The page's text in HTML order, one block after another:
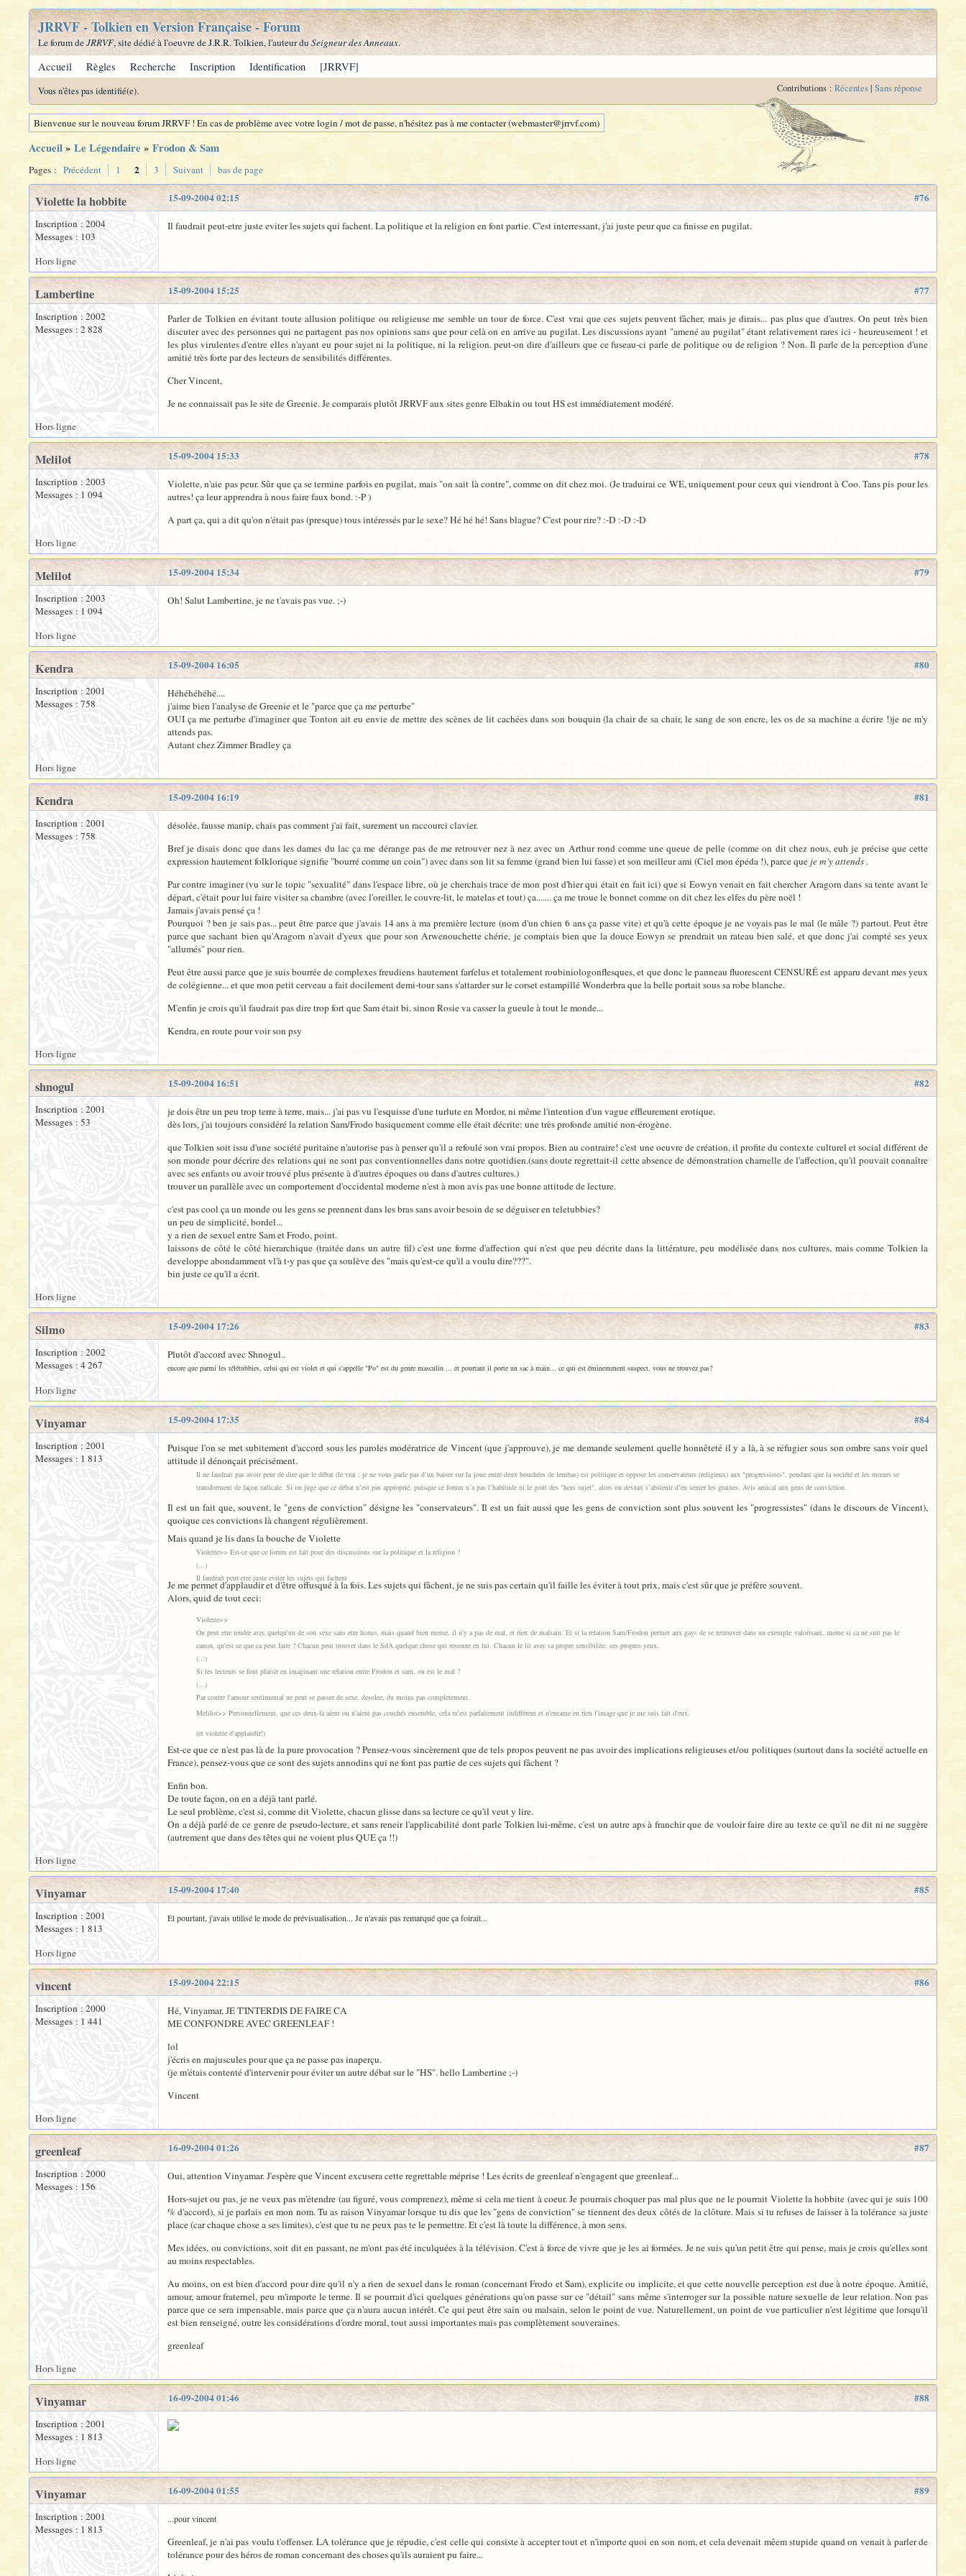
JRRVF - Tolkien en Version Française - Forum
Le forum deJRRVF, site dédié à l'oeuvre de J.R.R. Tolkien, l'auteur du Seigneur des Anneaux.
Accueil Règles Recherche Inscription Identification [JRRVF]
Vous n'êtes pas identifié(e). Contributions : Récentes| Sans réponse
Bienvenue sur le nouveau forum JRRVF ! En cas de problème avec votre login / mot de passe, n'hésitez pas à me contacter (webmaster@jrrvf.com)
Accueil» Le Légendaire » Frodon & Sam
Pages : Précédent 1 2 3 Suivant bas de page
#76
15-09-2004 02:15
Violette la hobbite
Inscription : 2004
Messages : 103
Il faudrait peut-etre juste eviter les sujets qui fachent. La politique et la religion en font partie. C'est interressant, j'ai juste peur que ca finisse en pugilat.
Hors ligne
#77
15-09-2004 15:25
Lambertine
Inscription : 2002
Messages : 2 828
Parler de Tolkien en évitant toute allusion politique ou religieuse me semble un tour de force. C'est vrai que ces sujets peuvent fâcher, mais je dirais... pas plus que d'autres. On peut très bien
discuter avec des personnes qui ne partagent pas nos opinions sans que pour celà on en arrive au pugilat. Les discussions ayant "amené au pugilat" étant relativement rares ici - heureusement ! et
les plus virulentes d'entre elles n'ayant eu pour sujet ni la politique, ni la religion. peut-on dire d'ailleurs que ce fuseau-ci parle de politique ou de religion ? Non. Il parle de la perception d'une
amitié très forte par des lecteurs de sensibilités différentes.
Cher Vincent,
Je ne connaissait pas le site de Greenie. Je comparais plutôt JRRVF aux sites genre Elbakin ou tout HS est immédiatement modéré.
Hors ligne
#78
15-09-2004 15:33
Melilot
Inscription : 2003
Messages : 1 094
Violette, n'aie pas peur. Sûr que ça se termine parfois en pugilat, mais "on sait là contre", comme on dit chez moi. (Je traduirai ce WE, uniquement pour ceux qui viendront à Coo. Tans pis pour les
autres! ça leur apprendra à nous faire faux bond. :-P )
A part ça, qui a dit qu'on n'était pas (presque) tous intéressés par le sexe? Hé hé hé! Sans blague? C'est pour rire? :-D :-D :-D
Hors ligne
#79
15-09-2004 15:34
Melilot
Inscription : 2003
Messages : 1 094
Oh! Salut Lambertine, je ne t'avais pas vue. ;-)
Hors ligne
#80
15-09-2004 16:05
Kendra
Inscription : 2001
Messages : 758
Héhéhéhéhé....
j'aime bien l'analyse de Greenie et le "parce que ça me perturbe"
OUI ça me perturbe d'imaginer que Tonton ait eu envie de mettre des scènes de lit cachées dans son bouquin (la chair de sa chair, le sang de son encre, les os de sa machine a écrire !)je ne m'y
attends pas.
Autant chez Zimmer Bradley ça
Hors ligne
#81
15-09-2004 16:19
Kendra
Inscription : 2001
Messages : 758
désolée, fausse manip, chais pas comment j'ai fait, surement un raccourci clavier.
Bref je disais donc que dans les dames du lac ça me dérange pas de me retrouver nez à nez avec un Arthur rond comme une queue de pelle (comme on dit chez nous, euh je précise que cette
expression hautement folklorique signifie "bourré comme un coin") avec dans son lit sa femme (grand bien lui fasse) et son meilleur ami (Ciel mon épéda !), parce que je m'y attends .
Par contre imaginer (vu sur le topic "sexualité" dans l'espace libre, où je cherchais trace de mon post d'hier qui était en fait ici) que si Eowyn venait en fait chercher Aragorn dans sa tente avant le
départ, c'était pour lui faire visiter sa chambre (avec l'oreiller, le couvre-lit, le matelas et tout) ça....... ça me troue le bonnet comme on dit chez les elfes du père noël !
Jamais j'avais pensé ça !
Pourquoi ? ben je sais pas... peut être parce que j'avais 14 ans à ma première lecture (nom d'un chien 6 ans ça passe vite) et qu'à cette époque je ne voyais pas le mal (le mâle ?) partout. Peut être
parce que sachant bien qu'Aragorn n'avait d'yeux que pour son Arwenouchette chérie, je comptais bien que la douce Eowyn se prendrait un rateau bien salé, et que donc j'ai compté ses yeux
"allumés" pour rien.
Peut être aussi parce que je suis bourrée de complexes freudiens hautement farfelus et totalement roubiniologonflesques, et que donc le panneau fluorescentCENSURÉest apparu devant mes yeux
de colégienne... et que mon petit cerveau a fait docilement demi-tour sans s'attarder sur le corset estampillé Wonderbra que la belle portait sous sa robe blanche.
M'enfin je crois qu'il faudrait pas dire trop fort que Sam était bi, sinon Rosie va casser la gueule à tout le monde...
Kendra, en route pour voir son psy
Hors ligne
#82
15-09-2004 16:51
shnogul
Inscription : 2001
Messages : 53
je dois être un peu trop terre à terre, mais... j'ai pas vu l'esquisse d'une turlute en Mordor, ni même l'intention d'un vague effleurement erotique.
dès lors, j'ai toujours considéré la relation Sam/Frodo basiquement comme elle était décrite: une très profonde amitié non-érogène.
que Tolkien soit issu d'une société puritaine n'autorise pas à penser qu'il a refoulé son vrai propos. Bien au contraire! c'est une oeuvre de création, il profite du contexte culturel et social différent de
son monde pour décrire des relations qui ne sont pas conventionnelles dans notre quotidien.(sans doute regrettait-il cette absence de démonstration charnelle de l'affection, qu'il pouvait connaître
avec ses enfants ou avoir trouvé plus présente à d'autres époques ou dans d'autres cultures.)
trouver un parallèle avec un comportement d'occidental moderne n'est à mon avis pas une bonne attitude de lecture.
c'est pas cool ça un monde ou les gens se prennent dans les bras sans avoir besoin de se déguiser en teletubbies?
un peu de simplicité, bordel...
y a rien de sexuel entre Sam et Frodo, point.
laissons de côté le côté hierarchique (traitée dans un autre fil) c'est une forme d'affection qui n'est que peu décrite dans la littérature, peu modélisée dans nos cultures, mais comme Tolkien la
developpe abondamment vl'à t-y pas que ça soulève des "mais qu'est-ce qu'il a voulu dire???".
bin juste ce qu'il a écrit.
Hors ligne
#83
15-09-2004 17:26
Silmo
Inscription : 2002
Messages : 4 267
Plutôt d'accord avec Shnogul..
encore que parmi les télétubbies, celui qui est violet et qui s'appelle "Po" est du genre masculin ... et pourtant il porte un sac à main... ce qui est éminemment suspect, vous ne trouvez pas?
Hors ligne
#84
15-09-2004 17:35
Vinyamar
Inscription : 2001
Messages : 1 813
Puisque l'on se met subitement d'accord sous les paroles modératrice de Vincent (que j'approuve), je me demande seulement quelle honnêteté il y a là, à se réfugier sous son ombre sans voir quel
attitude il dénonçait précisément.
Il ne faudrait pas avoir peur de dire que le débat (le vrai ; je ne vous parle pas d’un baiser sur la joue entre deux bouchées de lembas) est politique et oppose les conservateurs (religieux) aux "progressistes", pendant que la société et les mœurs se
transforment de façon radicale. Si on juge que ce débat n’est pas approprié, puisque ce forum n’a pas l’habitude ni le goût des "hors sujet", alors on devrait s’abstenir d’en semer les graines. Avis amical aux gens de conviction.
Il est un fait que, souvent, le "gens de conviction" désigne les "conservateurs". Il est un fait aussi que les gens de conviction sont plus souvent les "progressistes" (dans le discours de Vincent),
quoique ces convictions là changent régulièrement.
Mais quand je lis dans la bouche de Violette
Violette>> Est-ce que ce forum est fait pour des discussions sur la politique et la religion ?
(...)
Il faudrait peut-etre juste eviter les sujets qui fachent
Je me permet d'applaudir et d'être offusqué à la fois. Les sujets qui fâchent, je ne suis pas certain qu'il faille les éviter à tout prix, mais c'est sûr que je préfère souvent.
Alors, quid de tout ceci:
Violette>>
On peut etre tendre avec quelqu'un de son sexe sans etre homo, mais quand bien meme, il n'y a pas de mal, et rien de malsain. Et si la relation Sam/Frodon permet aux gays de se retrouver dans un exemple valorisant, meme si ca ne suit pas le
canon, qu'est ce que ca peut faire ? Chacun peut trouver dans le SdA quelque chose qui resonne en lui. Chacun le lit avec sa propre sensibilite, ses propres yeux.
(...)
Si les lecteurs se font plaisir en imaginant une relation entre Frodon et sam, ou est le mal ?
(...)
Par contre l'amour sentimental ne peut se passer de sexe, desolee, du moins pas completement.
Melilot>> Personnellement, que ces deux-là aient ou n'aient pas couchés ensemble, cela m'est parfaitement indifférent et n'entame en rien l'image que je me suis fait d'eux.
(et violette d'applaudir!)
Est-ce que ce n'est pas là de la pure provocation ? Pensez-vous sincèrement que de tels propos peuvent ne pas avoir des implications religieuses et/ou politiques (surtout dans la société actuelle en
France), pensez-vous que ce sont des sujets annodins qui ne font pas partie de ces sujets qui fâchent ?
Enfin bon.
De toute façon, on en a déjà tant parlé.
Le seul problème, c'est si, comme dit Violette, chacun glisse dans sa lecture ce qu'il veut y lire.
On a déjà parlé de ce genre de pseudo-lecture, et sans reneir l'applicabilité dont parle Tolkien lui-même, c'est un autre aps à franchir que de vouloir faire dire au texte ce qu'il ne dit ni ne suggère
(autrement que dans des têtes qui ne voient plus QUE ça !!)
Hors ligne
#85
15-09-2004 17:40
Vinyamar
Inscription : 2001
Messages : 1 813
Et pourtant, j'avais utilisé le mode de prévisualisation... Je n'avais pas remarqué que ça foirait...
Hors ligne
#86
15-09-2004 22:15
vincent
Inscription : 2000
Messages : 1 441
Hé, Vinyamar, JE T'INTERDIS DE FAIRE CA
ME CONFONDRE AVEC GREENLEAF !
lol
j'écris en majuscules pour que ça ne passe pas inaperçu.
(je m'étais contenté d'intervenir pour éviter un autre débat sur le "HS". hello Lambertine ;-)
Vincent
Hors ligne
#87
16-09-2004 01:26
greenleaf
Inscription : 2000
Messages : 156
Oui, attention Vinyamar. J'espère que Vincent excusera cette regrettable méprise ! Les écrits de greenleaf n'engagent que greenleaf...
Hors-sujet ou pas, je ne veux pas m'étendre (au figuré, vous comprenez), même si cela me tient à coeur. Je pourrais choquer pas mal plus que ne le pourrait Violette la hobbite (avec qui je suis 100
% d'accord), si je parlais en mon nom. Tu as raison Vinyamar lorsque tu dis que les "gens de conviction" se tiennent des deux côtés de la clôture. Mais si tu refuses de laisser à la tolérance sa juste
place (car chaque chose a ses limites), c'est que tu ne peux pas te le permettre. Et c'est là toute la différence, à mon sens.
Mes idées, ou convictions, soit dit en passant, ne m'ont pas été inculquées à la télévision. C'est à force de vivre que je les ai formées. Je ne suis qu'un petit être qui pense, mais je crois qu'elles sont
au moins respectables.
Au moins, on est bien d'accord pour dire qu'il n'y a rien de sexuel dans le roman (concernant Frodo et Sam), explicite ou implicite, et que cette nouvelle perception est due à notre époque. Amitié,
amour, amour fraternel, peu m'importe le terme. Il se pourrait d'ici quelques générations qu'on passe sur ce "détail" sans même s'interroger sur la possible nature sexuelle de leur relation. Non pas
parce que ce sera impensable, mais parce que ça n'aura aucun intérêt. Ce qui peut être sain ou malsain, selon le point de vue. Naturellement, un point de vue particulier n'est légitime que lorsqu'il
est bien renseigné, outre les considérations d'ordre moral, tout aussi importantes mais pas complètement souveraines.
greenleaf
Hors ligne
#88
16-09-2004 01:46
Vinyamar
Inscription : 2001
Messages : 1 813
Hors ligne
#89
16-09-2004 01:55
Vinyamar
Inscription : 2001
Messages : 1 813
...pour vincent
Greenleaf, je n'ai pas voulu t'offenser. LA tolérance que je répudie, c'est celle qui consiste à accepter tout et n'importe quoi en son nom, et cela devenait mêem stupide quand on venait à parler de
tolérance pour des héros de roman concernant des choses qu'ils auraient pu faire...